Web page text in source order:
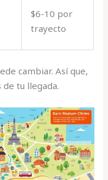
$6-10 por
trayecto
cambiar. Así que,
tu llegada.